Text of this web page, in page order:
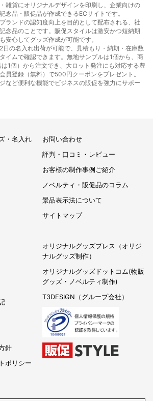
雑貨にオリジナルデザインを印刷し、企業向けの
念品・販促品が作成できるECサイトです。
ランドの認知度向上を目的として配布される、社
念品のことです。販促スタイルは激安かつ短納期
安心してグッズ作成が可能です。
の名入れ出荷が可能で、見積もり・納期・在庫数
イムで確認できます。無地サンプルは1個から、商
1個）から注文でき、大ロット発注にも対応する豊
員登録（無料）で500円クーポンをプレゼント。
など便利な機能でビジネスの販促を強力にサポー
・名入れ
針
ポリシー
お問い合わせ
評判・口コミ・レビュー
お客様の制作事例ご紹介
ノベルティ・販促品のコラム
景品表示法について
サイトマップ
オリジナルグッズプレス（オリジ
ナルグッズ制作）
オリジナルグッズドットコム(物販
グッズ・ノベルティ制作)
T3DESIGN（グループ会社）